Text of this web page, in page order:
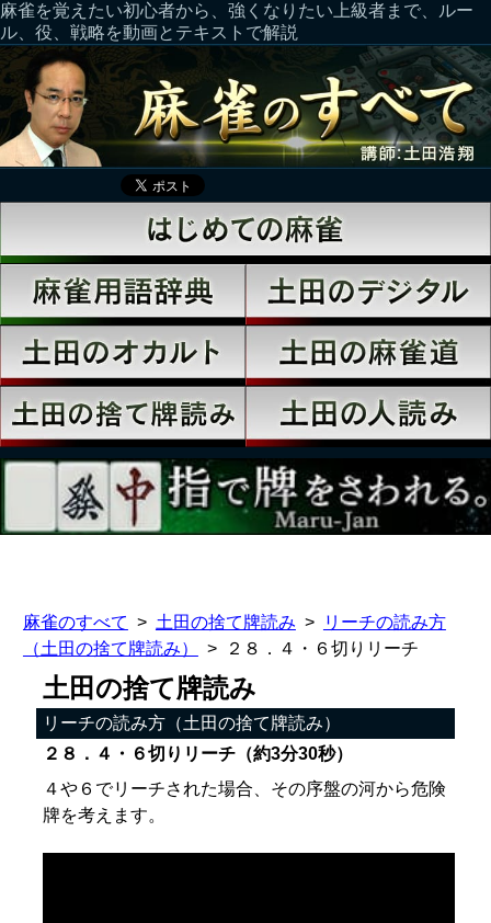
麻雀を覚えたい初心者から、強くなりたい上級者まで、ルー
ル、役、戦略を動画とテキストで解説
麻雀のすべて 土田の捨て牌読み
リーチの読み方
（土田の捨て牌読み）
２８．４・６切りリーチ
土田の捨て牌読み
リーチの読み方（土田の捨て牌読み）
２８．４・６切りリーチ（約3分30秒）
４や６でリーチされた場合、その序盤の河から危険
牌を考えます。